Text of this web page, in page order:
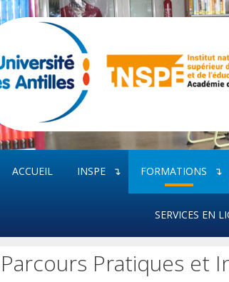
ACCUEIL INSPE FORMATIONS
SERVICES EN
Parcours Pratiques et